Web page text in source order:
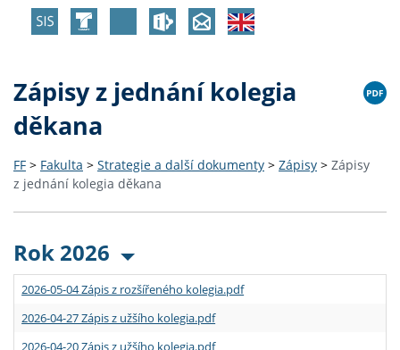
Zápisy z jednání kolegia
děkana
FF > Fakulta > Strategie a další dokumenty > Zápisy > Zápisy
z jednání kolegia děkana
Rok 2026
2026-05-04 Zápis z rozšířeného kolegia.pdf
2026-04-27 Zápis z užšího kolegia.pdf
2026-04-20 Zápis z užšího kolegia.pdf